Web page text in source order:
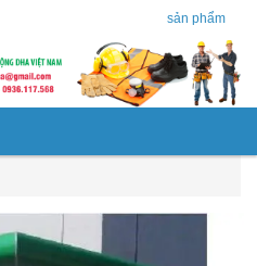
sản phẩm